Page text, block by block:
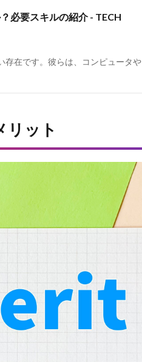
必要スキルの紹介 - TECH
存在です。彼らは、コンピュータや
リット